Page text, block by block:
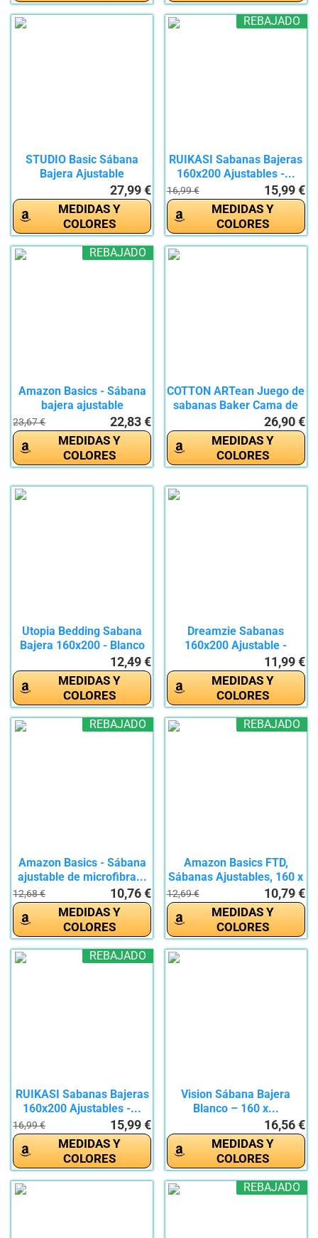
STUDIO Basic Sábana
Bajera Ajustable
160x200,...27,99 €
MEDIDAS Y
COLORES
REBAJADO
RUIKASI Sabanas Bajeras
160x200 Ajustables -...
16,99 € 15,99 €
MEDIDAS Y
COLORES
REBAJADO
Amazon Basics - Sábana
bajera ajustable
(algodón...
23,67 € 22,83 €
MEDIDAS Y
COLORES
COTTON ARTean Juego de
sabanas Baker Cama de
26,90 €
MEDIDAS Y
COLORES
Utopia Bedding Sabana
Bajera 160x200 - Blanco
12,49 €
MEDIDAS Y
COLORES
Dreamzie Sabanas
160x200 Ajustable -
Microfibra...11,99 €
MEDIDAS Y
COLORES
REBAJADO
Amazon Basics - Sábana
ajustable de microfibra...
12,68 € 10,76 €
MEDIDAS Y
COLORES
REBAJADO
Amazon Basics FTD,
Sábanas Ajustables, 160 x
12,69 € 10,79 €
MEDIDAS Y
COLORES
REBAJADO
RUIKASI Sabanas Bajeras
160x200 Ajustables -...
16,99 € 15,99 €
MEDIDAS Y
COLORES
Vision Sábana Bajera
Blanco – 160 x...
16,56 €
MEDIDAS Y
COLORES
REBAJADO